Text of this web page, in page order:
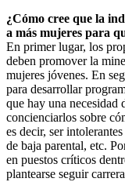
¿Cómo cree que la
a más mujeres para
En primer lugar, los
deben promover la
mujeres jóvenes. En
para desarrollar
que hay una necesidad
concienciarlos sobre
es decir, ser
de baja parental, etc.
en puestos críticos
plantearse seguir